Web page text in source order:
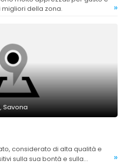
della zona.
»
Savona
sulla sua bontà e sulla
»